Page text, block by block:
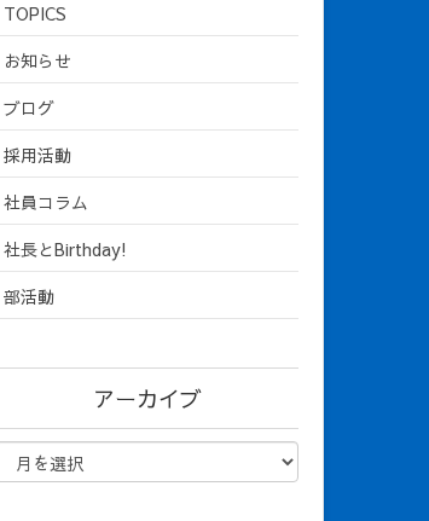
TOPICS
お知らせ
ブログ
採用活動
社員コラム
社長とBirthday!
部活動
アーカイブ